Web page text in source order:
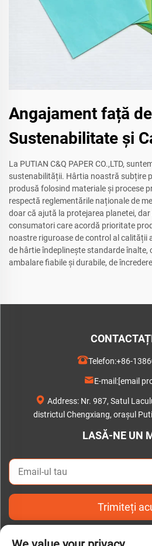
Angajament față de
Sustenabilitate și
La PUTIAN C&Q PAPER CO.,LTD,
sustenabilității. Hârtia noastră subțire
produsă folosind materiale și procese
respectă reglementările naționale de
doar că ajută la protejarea planetei,
consumatori care acordă prioritate
noastre riguroase de control al calității
de hârtie îndeplinește standarde înalte,
ambalare fiabile și durabile, de
Telefon:+86-
E-mail:[email
Address: Nr. 987, Satul
districtul Chengxiang, orașul
LASĂ-NE UN
Trimiteți